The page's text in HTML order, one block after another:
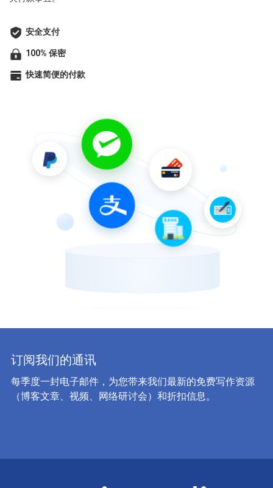
安全支付
100% 保密
快速简便的付款
订阅我们的通讯
每季度一封电子邮件，为您带来我们最新的免费写作资源
（博客文章、视频、网络研讨会）和折扣信息。